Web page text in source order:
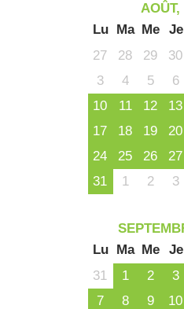
AOÛT,
Lu
Ma Me Je
27
28 29 30
3
4 5 6
10
11 12 13
17
18 19 20
24
25 26 27
31
1 2 3
Lu
Ma Me Je
31
1 2 3
7
8 9 10